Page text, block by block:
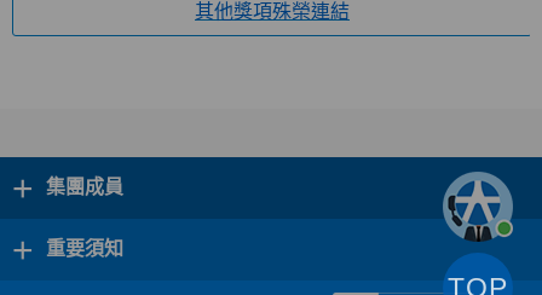
其他獎項殊榮連結
+ 集團成員
+ 重要須知
TOP